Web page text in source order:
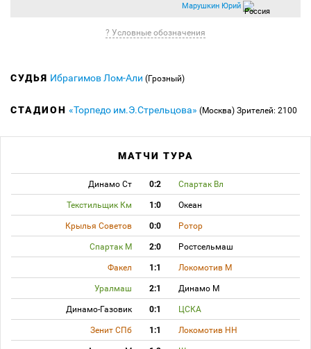
Марушкин Юрий
? Условные обозначения
СУДЬЯ Ибрагимов Лом-Али (Грозный)
СТАДИОН «Торпедо им.Э.Стрельцова» (Москва) Зрителей: 2100
МАТЧИ ТУРА
Динамо Ст 0:2 Спартак Вл
Текстильщик Км 1:0 Океан
Крылья Советов 0:0 Ротор
Спартак М 2:0 Ростсельмаш
Факел 1:1 Локомотив М
Уралмаш 2:1 Динамо М
Динамо-Газовик 0:1 ЦСКА
Зенит СПб 1:1 Локомотив НН